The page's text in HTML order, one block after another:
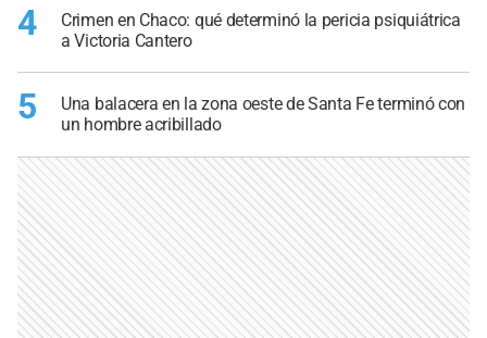
4
Crimen en Chaco: qué determinó la pericia psiquiátrica
a Victoria Cantero
5
Una balacera en la zona oeste de Santa Fe terminó con
un hombre acribillado